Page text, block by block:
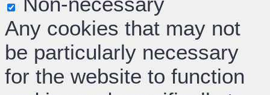
Any cookies that may not
be particularly necessary
for the website to function